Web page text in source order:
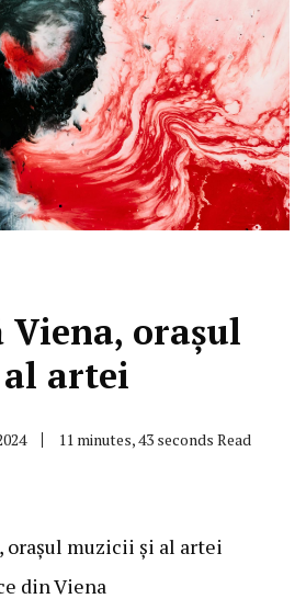
Viena, orașul
artei
11 minutes, 43 seconds Read
orașul muzicii și al artei
din Viena